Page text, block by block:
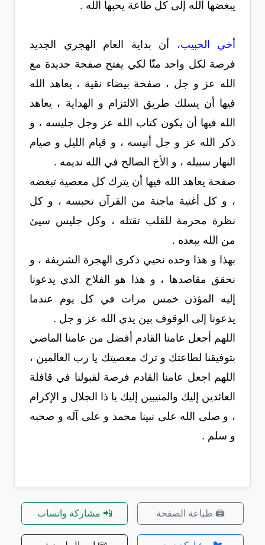
يبغضها الله إلى كل طاعة يحبها الله .
أخي الحبيب،
أن بداية العام الهجري الجديد
فرصة لكل واحد منّا لكي يفتح صفحة جديدة مع
الله عز و جل ، صفحة بيضاء نقية ، يعاهد الله
فيها أن يسلك طريق الالتزام و الهداية ، يعاهد
الله فيها أن يكون كتاب الله عز وجل جليسه ، و
ذكر الله عز و جل أنيسه ، و قيام الليل و صيام
النهار سبيله ، و الأخ الصالح في الله نديمه .
صفحة يعاهد الله فيها أن يترك كل معصية تبغضه
، و كل أغنية ماجنة من القرآن تحبسه ، و كل
نظرة محرمة للقلب تقتله ، وكل جليس سيئ
من الله يبعده .
بهذا و هذا وحده نحيي ذكرى الهجرة الشريفة ، و
نحقق مقاصدها ، و هذا هو الفلاح الذي يدعونا
إليه المؤذن خمس مرات في كل يوم عندما
يدعونا إلى الوقوف بين يدي الله عز و جل .
اللهم أجعل عامنا القادم أفضل من عامنا الماضي
بتوفيقنا لطاعتك و ترك معصيتك يا رب العالمين ،
اللهم اجعل عامنا القادم فرصة لقبولنا في قافلة
العائدين إليك والمنيبين إليك يا ذا الجلال و الإكرام
، و صلى الله على نبينا محمد و على آله و صحبه
و سلم .
🖨️ طباعة الصفحة 📲 مشاركة واتساب